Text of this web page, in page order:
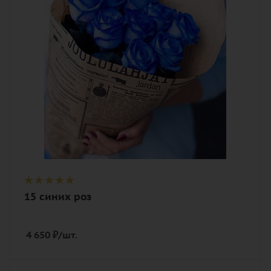
Описание
роза, лента, дизайнерская упаковка
15 синих роз
4 650 ₽/шт.